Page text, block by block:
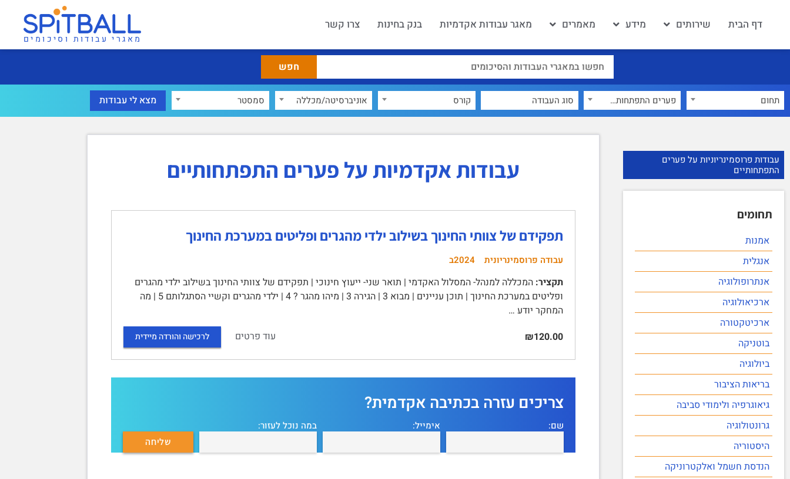
דף הבית שירותים מידע מאמרים מאגר עבודות אקדמיות בנק בחינות צרו קשר
מאגרי עבודות וסיכומים
תחום פערים התפתחותיים קורס אוניברסיטה/מכללה סמסטר
עבודות פרוסמינריוניות על פערים
התפתחותיים
תחומים
אמנות
אנגלית
אנתרופולוגיה
ארכיאולוגיה
ארכיטקטורה
בוטניקה
ביולוגיה
בריאות הציבור
גיאוגרפיה ולימודי סביבה
גרונטולוגיה
היסטוריה
הנדסת חשמל ואלקטרוניקה
עבודות אקדמיות על פערים התפתחותיים
תפקידם של צוותי החינוך בשילוב ילדי מהגרים ופליטים במערכת החינוך
עבודה פרוסמינריונית 2024ב
תקציר: המכללה למנהל- המסלול האקדמי | תואר שני- ייעוץ חינוכי | תפקידם של צוותי החינוך בשילוב ילדי מהגרים
ופליטים במערכת החינוך | תוכן עניינים | מבוא 3 | הגירה 3 | מיהו מהגר ? 4 | ילדי מהגרים וקשיי הסתגלותם 5 | מה
המחקר יודע …
₪120.00
עוד פרטים לרכישה והורדה מיידית
צריכים עזרה בכתיבה אקדמית?
שם: אימייל: במה נוכל לעזור: